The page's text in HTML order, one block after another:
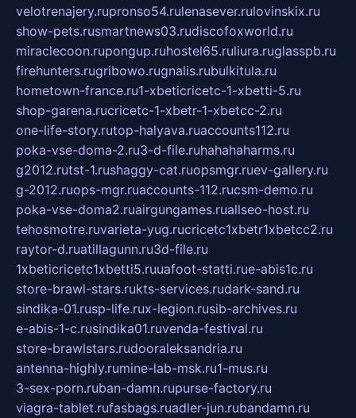
velotrenajery.rupronso54.rulenasever.rulovinskix.ru
show-pets.rusmartnews03.rudiscofoxworld.ru
miraclecoon.rupongup.ruhostel65.ruliura.ruglasspb.ru
firehunters.rugribowo.rugnalis.rubulkitula.ru
hometown-france.ru1-xbeticricetc-1-xbetti-5.ru
shop-garena.rucricetc-1-xbetr-1-xbetcc-2.ru
one-life-story.rutop-halyava.ruaccounts112.ru
poka-vse-doma-2.ru3-d-file.ruhahahaharms.ru
g2012.rutst-1.rushaggy-cat.ruopsmgr.ruev-gallery.ru
g-2012.ruops-mgr.ruaccounts-112.rucsm-demo.ru
poka-vse-doma2.ruairgungames.ruallseo-host.ru
tehosmotre.ruvarieta-yug.rucricetc1xbetr1xbetcc2.ru
raytor-d.ruatillagunn.ru3d-file.ru
1xbeticricetc1xbetti5.ruuafoot-statti.rue-abis1c.ru
store-brawl-stars.rukts-services.rudark-sand.ru
sindika-01.rusp-life.rux-legion.rusib-archives.ru
e-abis-1-c.rusindika01.ruvenda-festival.ru
store-brawlstars.rudooraleksandria.ru
antenna-highly.rumine-lab-msk.ru1-mus.ru
3-sex-porn.ruban-damn.rupurse-factory.ru
viagra-tablet.rufasbags.ruadler-jun.rubandamn.ru